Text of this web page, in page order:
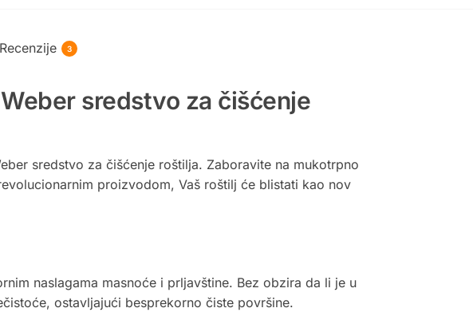
Recenzije 3
sredstvo za čišćenje
sredstvo za čišćenje roštilja. Zaboravite na mukotrpno
proizvodom, Vaš roštilj će blistati kao nov
naslagama masnoće i prljavštine. Bez obzira da li je u
ostavljajući besprekorno čiste površine.